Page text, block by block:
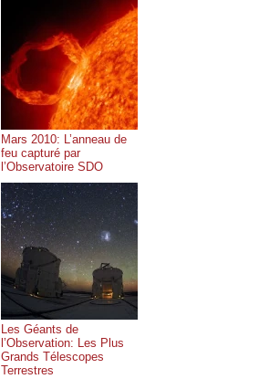
Mars 2010: L’anneau de
feu capturé par
l’Observatoire SDO
Les Géants de
l’Observation: Les Plus
Grands Télescopes
Terrestres